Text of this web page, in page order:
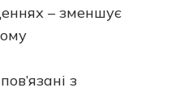
– зменшує
з